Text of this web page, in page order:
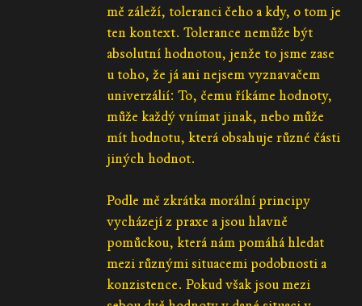
mě záleží, toleranci čeho a kdy, o tom je
ten kontext. Tolerance nemůže být
absolutní hodnotou, jenže to jsme zase
u toho, že já ani nejsem vyznavačem
univerzálií: To, čemu říkáme hodnoty,
může každý vnímat jinak, nebo může
mít hodnotu, která obsahuje různé části
jiných hodnot.
Podle mě zkrátka morální principy
vycházejí z praxe a jsou hlavně
pomůckou, která nám pomáhá hledat
mezi různými situacemi podobnosti a
konzistence. Pokud však jsou mezi